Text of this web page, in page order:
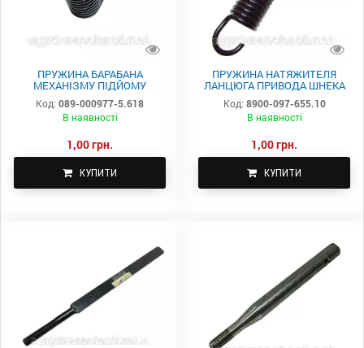
ПРУЖИНА БАРАБАНА
МЕХАНІЗМУ ПІДЙОМУ
000977-5.618
Код: 089-000977-5.618
В наявності
1,00 грн.
КУПИТИ
ПРУЖИНА НАТЯЖИТЕЛЯ
ЛАНЦЮГА ПРИВОДА ШНЕКА
097-655.10
Код: 8900-097-655.10
В наявності
1,00 грн.
КУПИТИ